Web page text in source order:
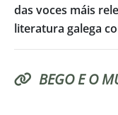
das voces máis
literatura galega
BEGO E O